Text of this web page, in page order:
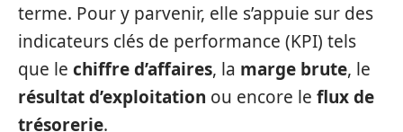
terme. Pour y parvenir, elle s’appuie sur des
indicateurs clés de performance (KPI) tels
que le chiffre d’affaires, la marge brute, le
résultat d’exploitation ou encore le flux de
trésorerie.